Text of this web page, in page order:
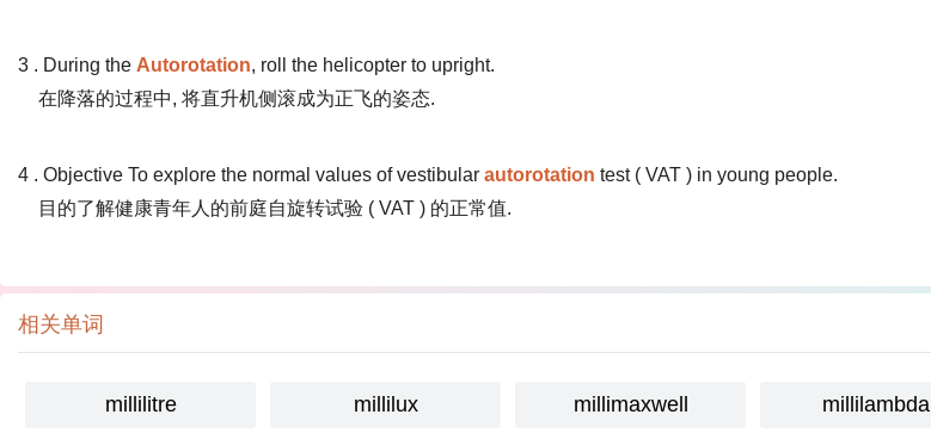
3 . During the Autorotation, roll the helicopter to upright.
在降落的过程中, 将直升机侧滚成为正飞的姿态.
4 . Objective To explore the normal values of vestibular autorotation test ( VAT ) in young people.
目的了解健康青年人的前庭自旋转试验 ( VAT ) 的正常值.
相关单词
millilitre millilux millimaxwell millilambda